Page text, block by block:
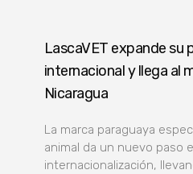
LascaVET expande su
internacional y llega al
Nicaragua
La marca paraguaya
animal da un nuevo paso
internacionalización,